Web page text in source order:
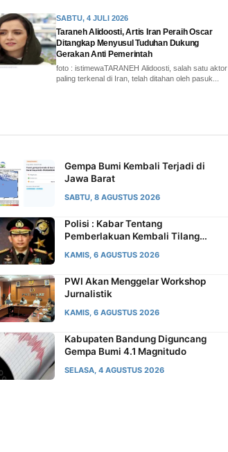
SABTU, 4 JULI 2026
Taraneh Alidoosti, Artis Iran Peraih Oscar
Ditangkap Menyusul Tuduhan Dukung
Gerakan Anti Pemerintah
foto : istimewaTARANEH Alidoosti, salah satu aktor
paling terkenal di Iran, telah ditahan oleh pasuk...
Gempa Bumi Kembali Terjadi di
Jawa Barat
SABTU, 8 AGUSTUS 2026
Polisi : Kabar Tentang
Pemberlakuan Kembali Tilang
KAMIS, 6 AGUSTUS 2026
PWI Akan Menggelar Workshop
Jurnalistik
KAMIS, 6 AGUSTUS 2026
Kabupaten Bandung Diguncang
Gempa Bumi 4.1 Magnitudo
SELASA, 4 AGUSTUS 2026